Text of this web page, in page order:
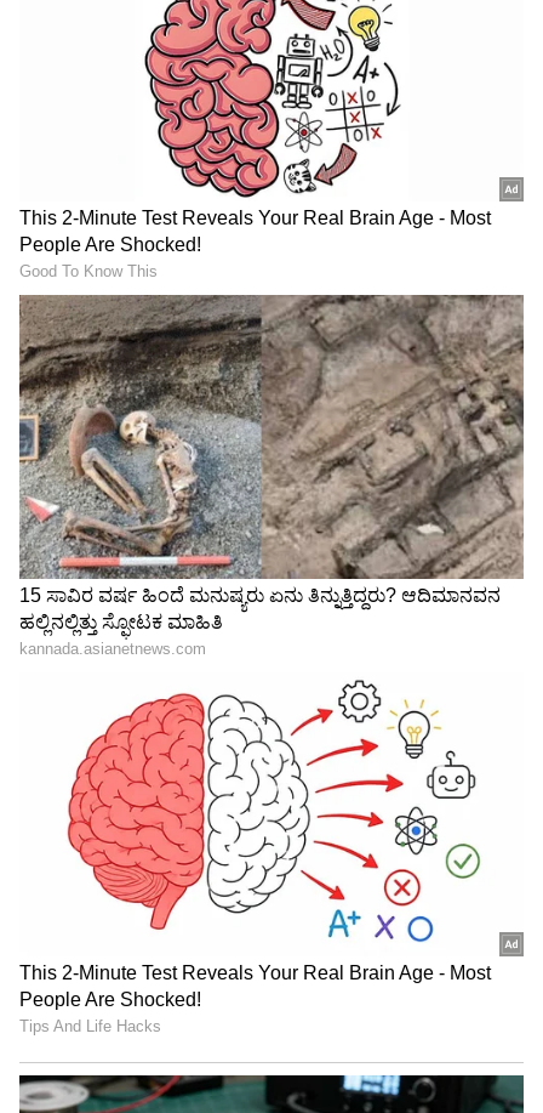
Related Articles
Netflix ನಲ್ಲಿ ಟ್ರೆಂಡಿಂಗಲ್ಲಿರೋ ಸಿನಿಮಾಗಳು…
ನೋಡಿಲ್ಲ ಅಂದ್ರೆ ಇವತ್ತೆ ನೋಡಿ
Netflix Release: ಒಟಿಟಿಯಲ್ಲಿ ಅತಿ ಹೆಚ್ಚು ಜನರು
ಪದೇ ಪದೇ ನೋಡ್ತಿರೋ ಸಿನಿಮಾಗಳಿವು!
3
6
Image Credit :Social Media
ಬರ್ಡ್ ಬಾಕ್ಸ್
2018 ರಲ್ಲಿ ಬಿಡುಗಡೆಯಾದ ಈ ಚಿತ್ರವು ರೋಮಾಂಚಕ
ದೃಶ್ಯಗಳಿಂದ ತುಂಬಿದೆ. ಈ ಚಿತ್ರದ ಪ್ರತಿಯೊಂದು ದೃಶ್ಯದಲ್ಲೂ
ಸಸ್ಪೆನ್ಸ್ ಇದೆ. ಇದು ಸೀಟಿನ ತುದಿಯಲ್ಲಿ ನಿಮ್ಮನ್ನು ತಂದು
ಪ್ರೇಕ್ಷಕರು ಸಹ ಸಂಪೂರ್ಣವಾಗಿ ಎಂಜಾಯ್ ಮಾಡಿದ್ದಾರೆ.